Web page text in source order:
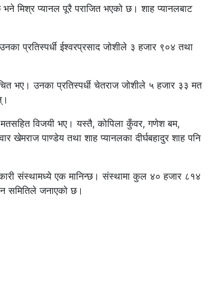
भने मिश्र प्यानल पूरै पराजित भएको छ। शाह प्यानलबाट
प्रतिस्पर्धी ईश्वरप्रसाद जोशीले ३ हजार ९०४ तथा
भए। उनका प्रतिस्पर्धी चेतराज जोशीले ५ हजार ३३ मत
मतसहित विजयी भए। यस्तै, कोपिला कुँवर, गणेश बम,
खेमराज पाण्डेय तथा शाह प्यानलका दीर्घबहादुर शाह पनि
संस्थामध्ये एक मानिन्छ। संस्थामा कुल ४० हजार ८१४
समितिले जनाएको छ।